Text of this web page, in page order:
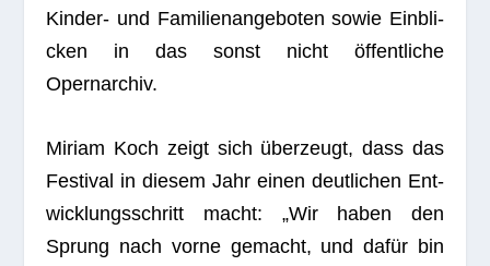
Kin­der- und Fami­li­en­an­ge­bo­ten sowie Ein­bli­
cken in das sonst nicht öffent­li­che
Opernarchiv.
Miriam Koch zeigt sich über­zeugt, dass das
Fes­ti­val in die­sem Jahr einen deut­li­chen Ent­
wick­lungs­schritt macht: „Wir haben den
Sprung nach vorne gemacht, und dafür bin